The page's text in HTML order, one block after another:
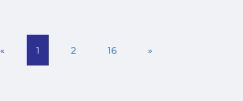
« 1 2 16 »